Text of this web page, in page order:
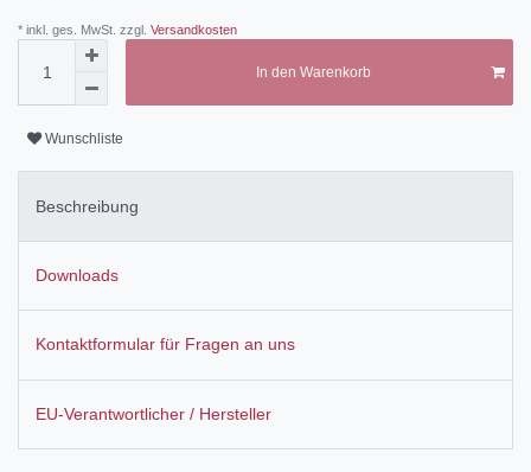
* inkl. ges. MwSt. zzgl. Versandkosten
In den Warenkorb
Wunschliste
Beschreibung
Downloads
Kontaktformular für Fragen an uns
EU-Verantwortlicher / Hersteller